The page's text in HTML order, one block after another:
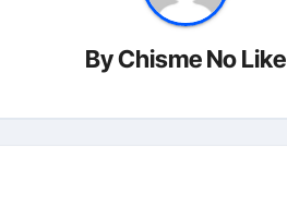
ByChisme No Like